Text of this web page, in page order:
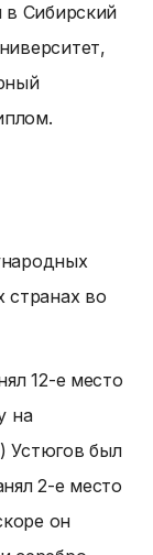
в Сибирский
странах во
12-е место
на
Устюгов был
2-е место
он